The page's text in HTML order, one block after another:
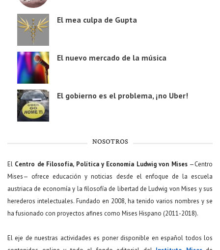
El mea culpa de Gupta
El nuevo mercado de la música
El gobierno es el problema, ¡no Uber!
NOSOTROS
El Centro de Filosofía, Política y Economía Ludwig von Mises—Centro
Mises— ofrece educación y noticias desde el enfoque de la escuela
austriaca de economía y la filosofía de libertad de Ludwig von Mises y sus
herederos intelectuales. Fundado en 2008, ha tenido varios nombres y se
ha fusionado con proyectos afines como Mises Hispano (2011-2018).
El eje de nuestras actividades es poner disponible en español todos los